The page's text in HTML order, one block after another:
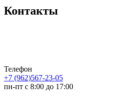
Контакты
Телефон
+7 (962)567-23-05
пн-пт с 8:00 до 17:00